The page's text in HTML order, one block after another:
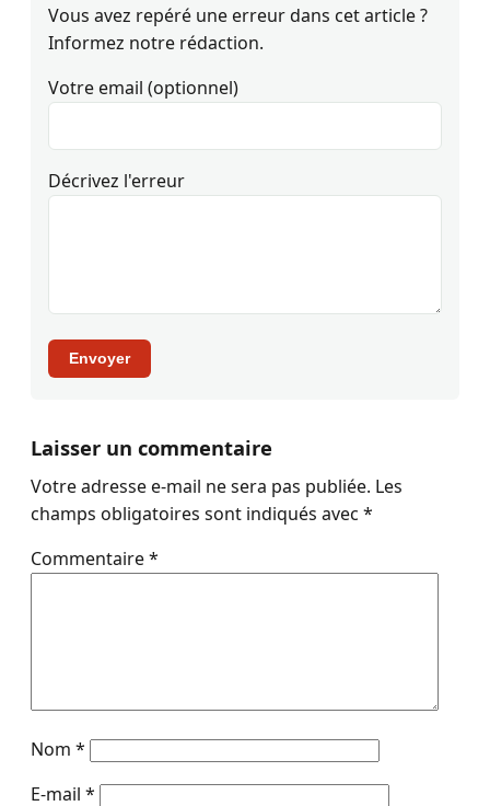
Vous avez repéré une erreur dans cet article ?
Informez notre rédaction.
Votre email (optionnel)
Décrivez l'erreur
Envoyer
Laisser un commentaire
Votre adresse e-mail ne sera pas publiée. Les
champs obligatoires sont indiqués avec *
Commentaire*
Nom *
E-mail *